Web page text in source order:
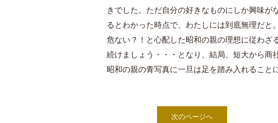
きでした。ただ自分の好きなものにしか興味がな
るとわかった時点で、わたしには到底無理だと。
危ない？！と心配した昭和の親の理想に従わ
続けましょう・・・となり、結局、短大から商
昭和の親の青写真に一旦は足を踏み入れること
次のページへ